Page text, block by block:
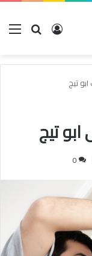
بحث عنتسجيل
تيج
تيج
0